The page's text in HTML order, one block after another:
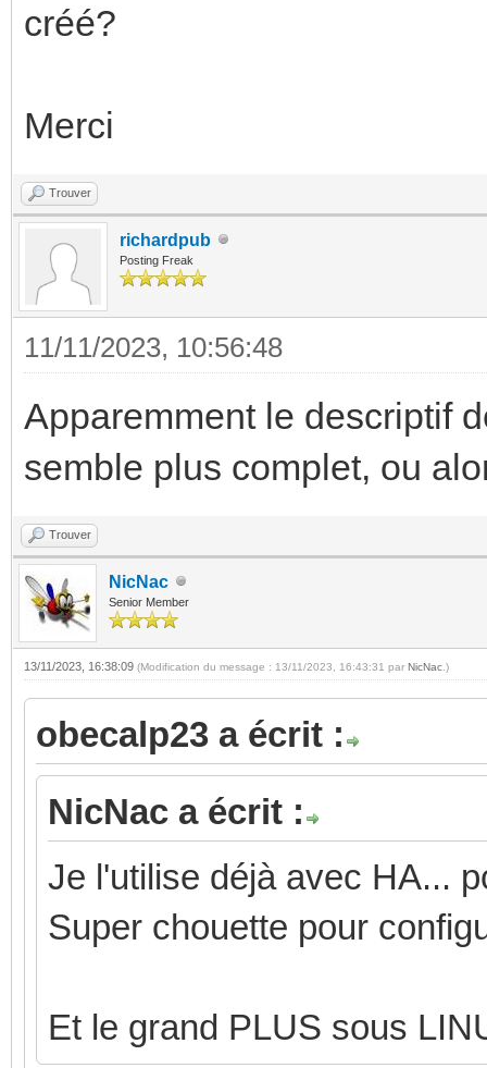
créé?
Merci
Trouver
richardpub
Posting Freak
11/11/2023, 10:56:48
Apparemment le descriptif
semble plus complet, ou
Trouver
NicNac
Senior Member
13/11/2023, 16:38:09 (Modification du message : 13/11/2023, 16:43:31 par NicNac .)
obecalp23 a écrit :
NicNac a écrit :
Je l'utilise déjà avec HA...
Super chouette pour
Et le grand PLUS sous